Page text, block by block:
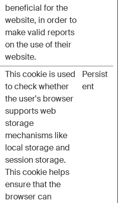
beneficial for the
website, in order to
make valid reports
on the use of their
website.
This cookie is used
to check whether
the user's browser
supports web
storage
mechanisms like
local storage and
session storage.
This cookie helps
ensure that the
browser can
Persist
ent